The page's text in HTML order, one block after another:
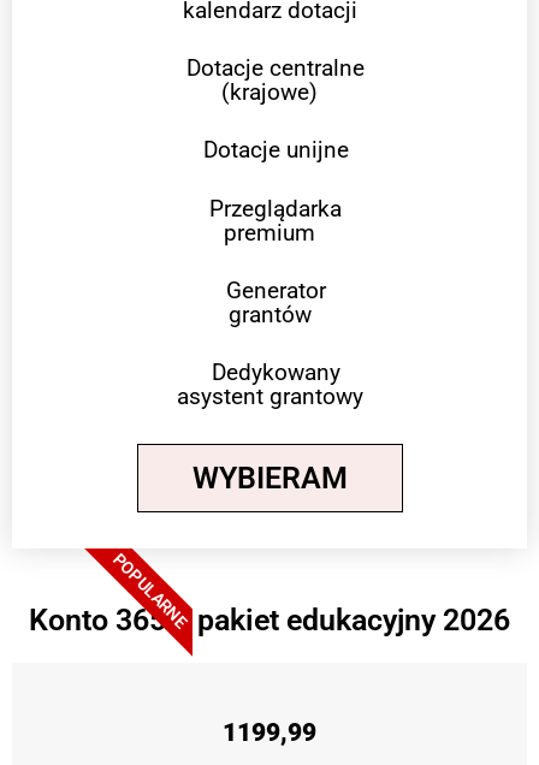
kalendarz dotacji
Dotacje centralne
(krajowe)
Dotacje unijne
Przeglądarka
premium
Generator
grantów
Dedykowany
asystent grantowy
WYBIERAM
POPULARNE
Konto 365 + pakiet edukacyjny 2026
1199,99